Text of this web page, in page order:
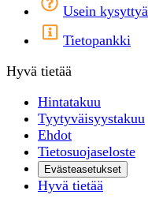
Usein kysyttyä
Tietopankki
Hyvä tietää
Hintatakuu
Tyytyväisyystakuu
Ehdot
Tietosuojaseloste
Evästeasetukset
Hyvä tietää